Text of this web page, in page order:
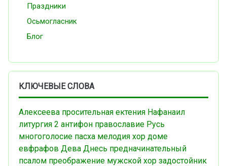
Праздники
Осьмогласник
Блог
КЛЮЧЕВЫЕ СЛОВА
Алексеева просительная ектения Нафанаил
литургия 2 антифон православие Русь
многоголосие пасха мелодия хор доме
евфрафов Дева Днесь предначинательный
псалом преображение мужской хор задостойник